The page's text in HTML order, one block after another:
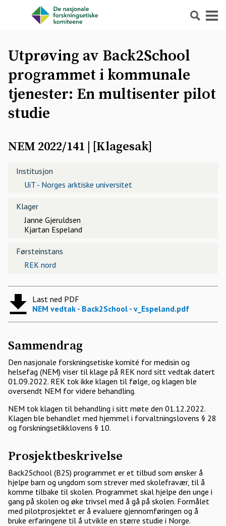
Søk Meny
Utprøving av Back2School
programmet i kommunale
tjenester: En multisenter pilot
studie
NEM 2022/141 | [Klagesak]
Institusjon
UiT - Norges arktiske universitet
Klager
Janne Gjeruldsen
Kjartan Espeland
Førsteinstans
REK nord
Last ned PDF
NEM vedtak - Back2School - v_Espeland.pdf
Sammendrag
Den nasjonale forskningsetiske komité for medisin og
helsefag (NEM) viser til klage på REK nord sitt vedtak datert
01.09.2022. REK tok ikke klagen til følge, og klagen ble
oversendt NEM for videre behandling.
NEM tok klagen til behandling i sitt møte den 01.12.2022.
Klagen ble behandlet med hjemmel i forvaltningslovens § 28
og forskningsetikklovens § 10.
Prosjektbeskrivelse
Back2School (B2S) programmet er et tilbud som ønsker å
hjelpe barn og ungdom som strever med skolefravær, til å
komme tilbake til skolen. Programmet skal hjelpe den unge i
gang på skolen og øke trivsel med å gå på skolen. Formålet
med pilotprosjektet er å evaluere gjennomføringen og å
bruke erfaringene til å utvikle en større studie i Norge.